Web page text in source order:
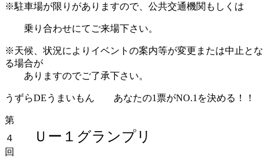
※駐車場が限りがありますので、公共交通機関もしくは
乗り合わせにてご来場下さい。
※天候、状況によりイベントの案内等が変更または中止とな
る場合が
ありますのでご了承下さい。
うずらDEうまいもん あなたの1票がNO.1を決める！！
第
４
Ｕー１グランプリ
回